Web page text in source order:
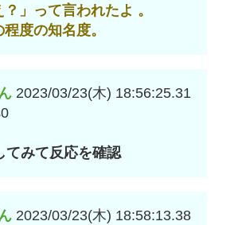
？」って言われたよ 。
度の知名度。
2023/03/23(木) 18:56:25.31
てみて反応を確認
2023/03/23(木) 18:58:13.38